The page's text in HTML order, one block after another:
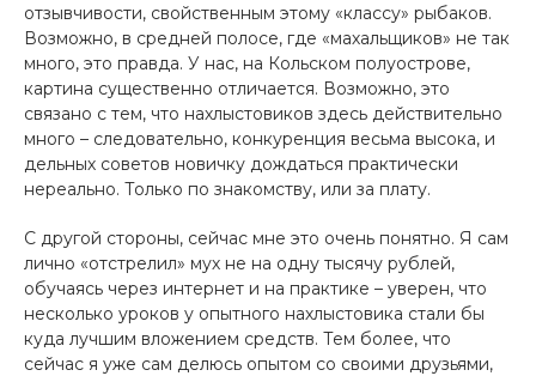
отзывчивости, свойственным этому «классу» рыбаков.
Возможно, в средней полосе, где «махальщиков» не так
много, это правда. У нас, на Кольском полуострове,
картина существенно отличается. Возможно, это
связано с тем, что нахлыстовиков здесь действительно
много – следовательно, конкуренция весьма высока, и
дельных советов новичку дождаться практически
нереально. Только по знакомству, или за плату.
С другой стороны, сейчас мне это очень понятно. Я сам
лично «отстрелил» мух не на одну тысячу рублей,
обучаясь через интернет и на практике – уверен, что
несколько уроков у опытного нахлыстовика стали бы
куда лучшим вложением средств. Тем более, что
сейчас я уже сам делюсь опытом со своими друзьями,